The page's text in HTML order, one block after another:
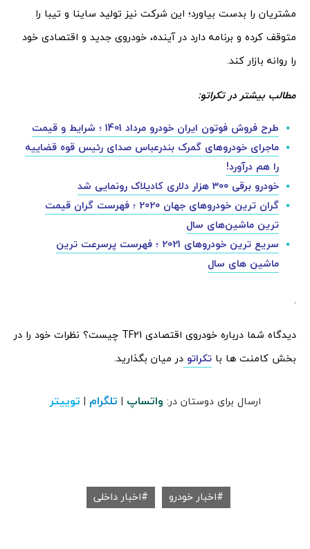
مشتریان را بدست بیاورد؛ این شرکت نیز تولید ساینا و تیبا را
متوقف کرده و برنامه دارد در آینده، خودروی جدید و اقتصادی خود
را روانه بازار کند.
مطالب بیشتر در تکراتو:
طرح فروش فوتون ایران خودرو مرداد 1401 ؛ شرایط و قیمت
ماجرای خودروهای گمرک بندرعباس صدای رئیس قوه قضاییه
را هم درآورد!
خودرو برقی 300 هزار دلاری کادیلاک رونمایی شد
گران ترین خودروهای جهان 2020 ؛ فهرست گران قیمت
ترین ماشین‌های سال
سریع ترین خودروهای 2021 ؛ فهرست پرسرعت ترین
ماشین های سال
.
دیدگاه شما درباره خودروی اقتصادی TF21 چیست؟ نظرات خود را در
بخش کامنت ها با تکراتو در میان بگذارید.
ارسال برای دوستان در: واتساپ | تلگرام | توییتر
اخبار خودرو اخبار داخلی